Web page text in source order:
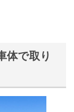
体で取り